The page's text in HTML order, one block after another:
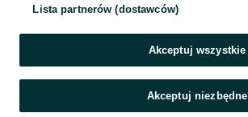
Lista partnerów (dostawców)
Akceptuj wszystkie
Akceptuj niezbędne